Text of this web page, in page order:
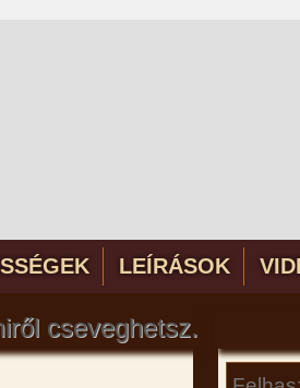
LEÍRÁSOK
cseveghetsz.